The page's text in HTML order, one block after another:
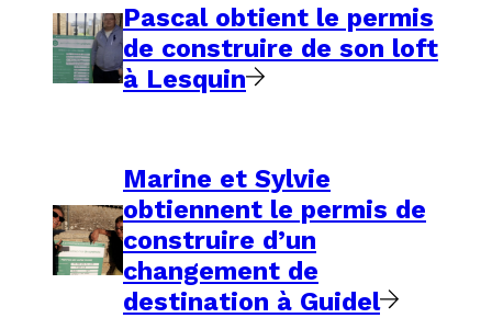
Pascal obtient le permis
de construire de son loft
à Lesquin
Marine et Sylvie
obtiennent le permis de
construire d’un
changement de
destination à Guidel